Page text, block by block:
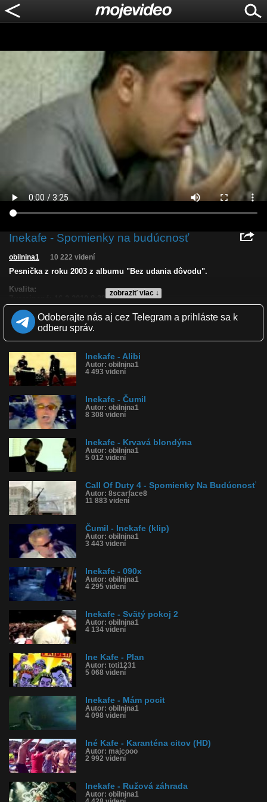
Inekafe - Spomienky na budúcnosť
zobraziť viac ↓
obilnina1 10 222 videní
Pesnička z roku 2003 z albumu "Bez udania dôvodu".
Kvalita:
Páči sa: 96% (47 hlasov)
Obľúbené: 26
Komentárov: 18
Tagy: inekafe, ine, kafe, klip, spomienky, buducnost
História sledovanosti videa:
Odoberajte nás aj cez Telegram a prihláste sa k
odberu správ.
Inekafe - Alibi
Autor: obilnina1
4 493 videní
Inekafe - Čumil
Autor: obilnina1
8 308 videní
Inekafe - Krvavá blondýna
Autor: obilnina1
5 012 videní
Call Of Duty 4 - Spomienky Na Budúcnosť
Autor: 8scarface8
11 883 videní
Čumil - Inekafe (klip)
Autor: obilnina1
3 443 videní
Inekafe - 090x
Autor: obilnina1
4 295 videní
Inekafe - Svätý pokoj 2
Autor: obilnina1
4 134 videní
Ine Kafe - Plan
Autor: toti1231
5 068 videní
Inekafe - Mám pocit
Autor: obilnina1
4 098 videní
Iné Kafe - Karanténa citov (HD)
Autor: majcooo
2 992 videní
Inekafe - Ružová záhrada
Autor: obilnina1